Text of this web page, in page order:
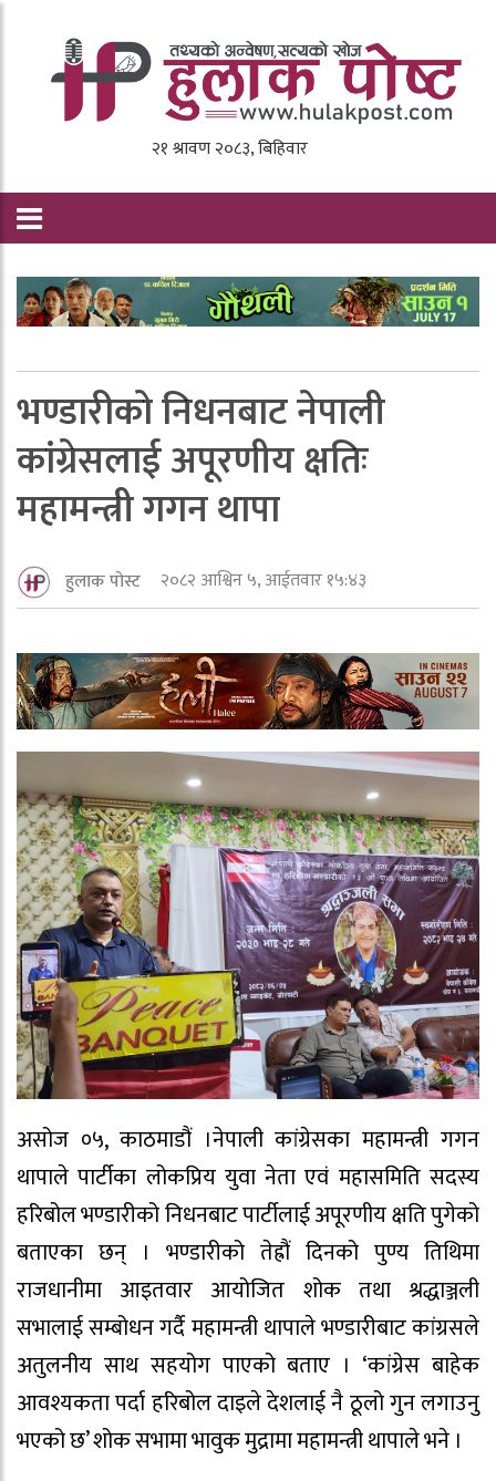
भण्डारीको निधनबाट नेपाली
कांग्रेसलाई अपूरणीय क्षतिः
महामन्त्री गगन थापा
हुलाक पोस्ट २०८२ आश्विन ५, आईतवार १५:४३
असोज ०५, काठमाडौं ।नेपाली कांग्रेसका महामन्त्री गगन
थापाले पार्टीका लोकप्रिय युवा नेता एवं महासमिति सदस्य
हरिबोल भण्डारीको निधनबाट पार्टीलाई अपूरणीय क्षति पुगेको
बताएका छन् । भण्डारीको तेह्रौं दिनको पुण्य तिथिमा
राजधानीमा आइतवार आयोजित शोक तथा श्रद्धाञ्जली
सभालाई सम्बोधन गर्दै महामन्त्री थापाले भण्डारीबाट कांग्रसले
अतुलनीय साथ सहयोग पाएको बताए । ‘कांग्रेस बाहेक
आवश्यकता पर्दा हरिबोल दाइले देशलाई नै ठूलो गुन लगाउनु
भएको छ’ शोक सभामा भावुक मुद्रामा महामन्त्री थापाले भने ।